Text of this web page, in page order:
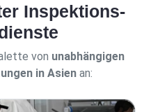
Inspektions-
von unabhängigen
in Asien an: